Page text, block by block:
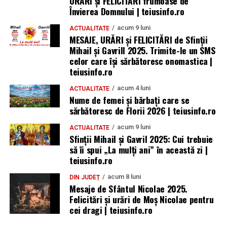
2026. AJOFM Alba a publicat lista posturilor
vacante
Bărbat de 30 de ani din Galda de Jos, reținut după
ce și-ar fi agresat și violat partenera
-Sfinţii Constantin şi Elena să te călăuzească mereu!
Cele mai calde urări de bine, sănătate şi fericire, de ziua
numelui. La mulţi ani, Constantin!
-E ziua ta, dragă Elena! Îţi urez cele mai frumoase clipe,
bucurie, speranţă şi multe, multe împliniri!
-La Mulţi Ani, Elena! Sper să se spargă conducta fericirii
pe strada vieţii tale.
Citeşte întreaga ştire: Mesaje de Sf. Constantin și Elena
– Cele mai frumoase urări și felicitări
-Cele mai frumoase flori, cele mai sincere urări pentru o
zi minunata si un an plin de realizari. La multi ani
infloritori! Îți doresc ca ziua numelui să îți aducă multe
motive de a sărbători. La mulți ani!
-Florile din luna mai să îţi aducă multă iubire în suflet,
Învierea Domnului | teiusinfo.ro
ACTUALITATE acum 9 luni
MESAJE, URĂRI și FELICITĂRI de Sfinții
Mihail și Gavrill 2025. Trimite-le un SMS
celor care își sărbătoresc onomastica |
teiusinfo.ro
ACTUALITATE acum 4 luni
Nume de femei și bărbați care se
sărbătoresc de Florii 2026 | teiusinfo.ro
ACTUALITATE acum 9 luni
Sfinții Mihail și Gavril 2025: Cui trebuie
să îi spui „La mulţi ani” în această zi |
teiusinfo.ro
DIN JUDEȚ acum 8 luni
Mesaje de Sfântul Nicolae 2025.
Felicitări și urări de Moș Nicolae pentru
cei dragi | teiusinfo.ro